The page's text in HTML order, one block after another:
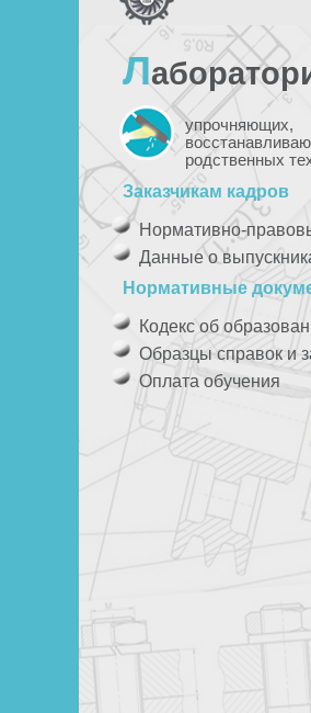
Л
упрочняющих,
родственных
Заказчикам кадров
Нормативно-
Данные о
Нормативные
Кодекс об
Образцы справок и
Оплата обучения